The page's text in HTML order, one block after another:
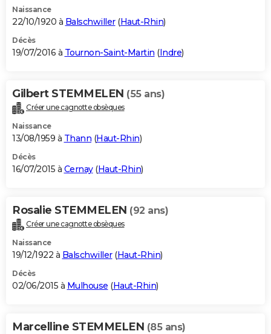
Naissance
22/10/1920 à Balschwiller(Haut-Rhin)
Décès
19/07/2016 à Tournon-Saint-Martin (Indre)
Gilbert STEMMELEN (55 ans)
Créer une cagnotte obsèques
Naissance
13/08/1959 à Thann (Haut-Rhin)
Décès
16/07/2015 à Cernay(Haut-Rhin)
Rosalie STEMMELEN (92 ans)
Créer une cagnotte obsèques
Naissance
19/12/1922 à Balschwiller(Haut-Rhin)
Décès
02/06/2015 à Mulhouse (Haut-Rhin)
Marcelline STEMMELEN (85 ans)